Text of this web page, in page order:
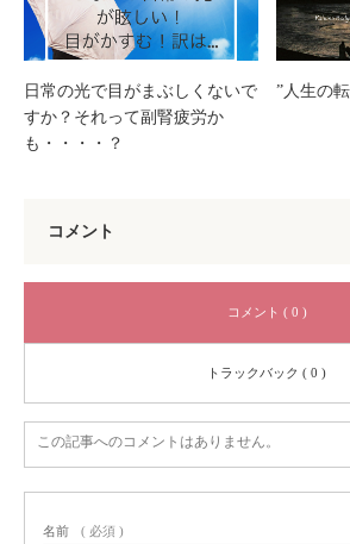
日常の光で目がまぶしくないで
すか？それって副腎疲労か
も・・・・？
”人生の
コメント
コメント ( 0 )
トラックバック ( 0 )
この記事へのコメントはありません。
名前 ( 必須 )